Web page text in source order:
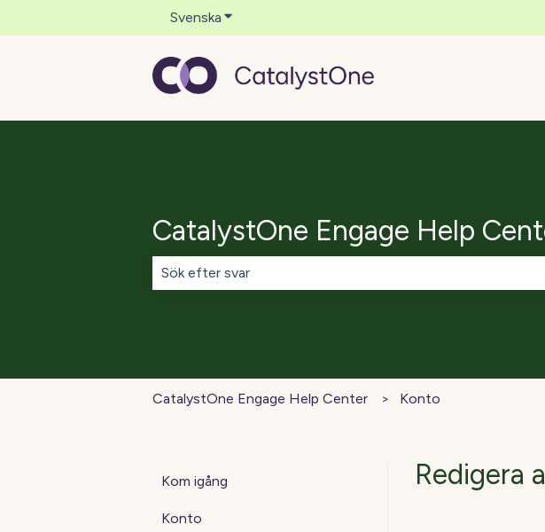
Svenska Visa undermenyer för översättningar
CatalystOne Engage Help
CatalystOne Engage Help Center Konto
Redigera
Kom igång
Konto